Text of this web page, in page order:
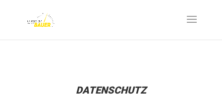
DATENSCHUTZ